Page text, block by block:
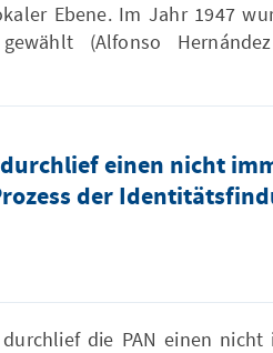
Ebene. Im Jahr 1947
gewählt (Alfonso
durchlief einen nicht
der
die PAN einen nicht